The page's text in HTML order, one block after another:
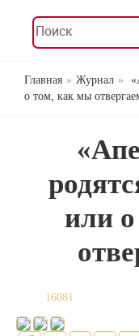
Главная Журнал
о том, как мы
или
16081